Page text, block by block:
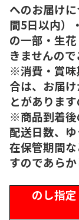
へのお届け
間5日以内）
の一部・生
きませんので
※消費・賞味
合は、お届
とがありま
※商品到着後
配送日数、
在保管期間
すのであらか
のし指定